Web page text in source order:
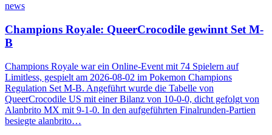
news
Champions Royale: QueerCrocodile gewinnt Set M-
B
Champions Royale war ein Online-Event mit 74 Spielern auf
Limitless, gespielt am 2026-08-02 im Pokemon Champions
Regulation Set M-B. Angeführt wurde die Tabelle von
QueerCrocodile US mit einer Bilanz von 10-0-0, dicht gefolgt von
Alanbrito MX mit 9-1-0. In den aufgeführten Finalrunden-Partien
besiegte alanbrito…